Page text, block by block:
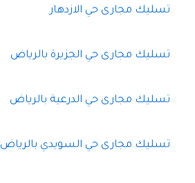
تسليك مجارى حي الازدهار
تسليك مجارى حي الجزيرة بالرياض
تسليك مجارى حي الدرعية بالرياض
تسليك مجارى حي السويدي بالرياض